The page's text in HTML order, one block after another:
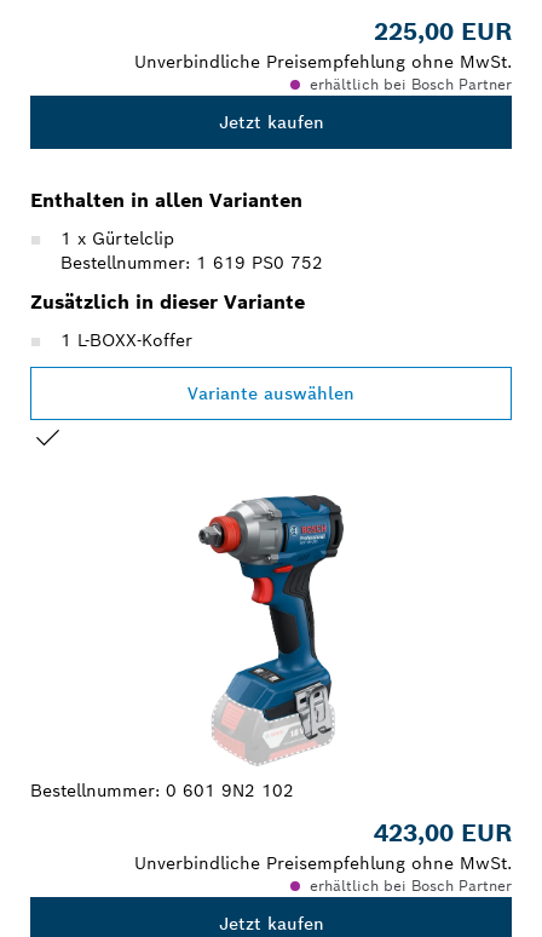
225,00 EUR
Unverbindliche Preisempfehlung ohne MwSt.
erhältlich bei Bosch Partner
Jetzt kaufen
Enthalten in allen Varianten
1 x Gürtelclip
Bestellnummer: 1 619 PS0 752
Zusätzlich in dieser Variante
1 L-BOXX-Koffer
Variante auswählen
Bestellnummer: 0 601 9N2 102
423,00 EUR
Unverbindliche Preisempfehlung ohne MwSt.
erhältlich bei Bosch Partner
Jetzt kaufen